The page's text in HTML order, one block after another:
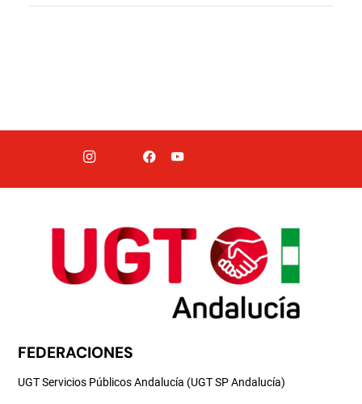
FEDERACIONES
UGT Servicios Públicos Andalucía (UGT SP Andalucía)